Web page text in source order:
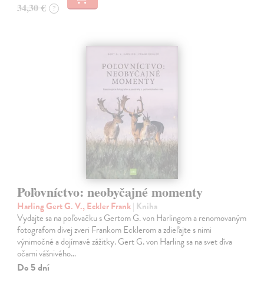
34,30 € ?
Poľovníctvo: neobyčajné momenty
Harling Gert G. V., Eckler Frank| Kniha
Vydajte sa na poľovačku s Gertom G. von Harlingom a renomovaným
fotografom divej zveri Frankom Ecklerom a zdieľajte s nimi
výnimočné a dojímavé zážitky. Gert G. von Harling sa na svet díva
očami vášnivého…
Do 5 dní